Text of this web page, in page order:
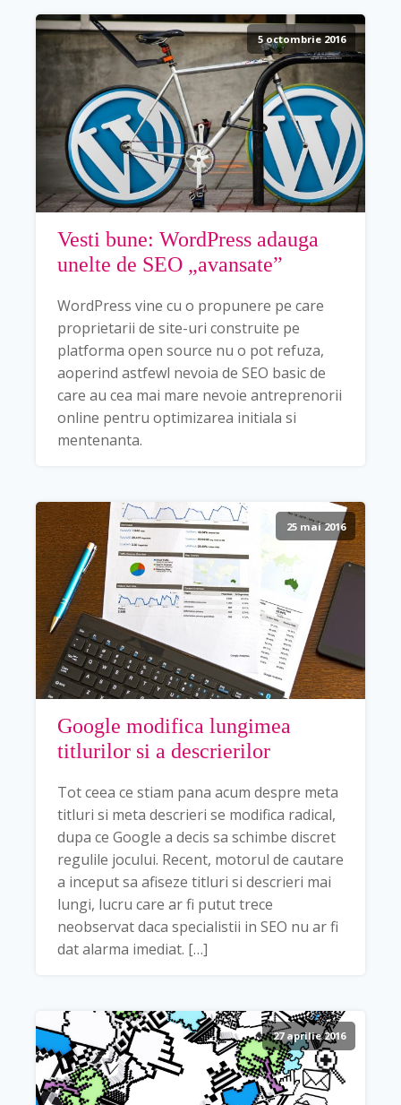
5 octombrie 2016
Vesti bune: WordPress adauga
unelte de SEO „avansate”
WordPress vine cu o propunere pe care
proprietarii de site-uri construite pe
platforma open source nu o pot refuza,
aoperind astfewl nevoia de SEO basic de
care au cea mai mare nevoie antreprenorii
online pentru optimizarea initiala si
mentenanta.
25 mai 2016
Google modifica lungimea
titlurilor si a descrierilor
Tot ceea ce stiam pana acum despre meta
titluri si meta descrieri se modifica radical,
dupa ce Google a decis sa schimbe discret
regulile jocului. Recent, motorul de cautare
a inceput sa afiseze titluri si descrieri mai
lungi, lucru care ar fi putut trece
neobservat daca specialistii in SEO nu ar fi
dat alarma imediat. […]
27 aprilie 2016